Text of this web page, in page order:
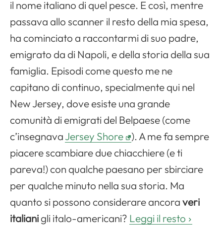
il nome italiano di quel pesce. E così, mentre
passava allo scanner il resto della mia spesa,
ha cominciato a raccontarmi di suo padre,
emigrato da di Napoli, e della storia della sua
famiglia. Episodi come questo me ne
capitano di continuo, specialmente qui nel
New Jersey, dove esiste una grande
comunità di emigrati del Belpaese (come
c’insegnavaJersey Shore
). A me fa sempre
piacere scambiare due chiacchiere (e ti
pareva!) con qualche paesano per sbirciare
per qualche minuto nella sua storia. Ma
quanto si possono considerare ancoraveri
italianigli italo-americani? Leggi il resto